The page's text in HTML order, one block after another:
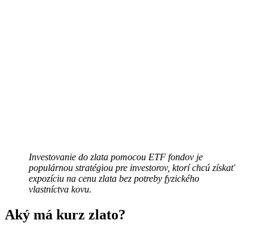
Investovanie do zlata pomocou ETF fondov je
populárnou stratégiou pre investorov, ktorí chcú získať
expozíciu na cenu zlata bez potreby fyzického
vlastníctva kovu.
Aký má kurz zlato?